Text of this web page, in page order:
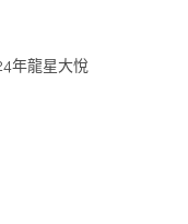
年龍星大悅